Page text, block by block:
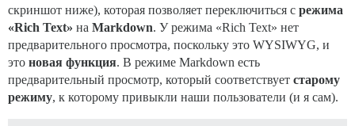
скриншот ниже), которая позволяет переключиться с режима
«Rich Text» на Markdown. У режима «Rich Text» нет
предварительного просмотра, поскольку это WYSIWYG, и
это новая функция. В режиме Markdown есть
предварительный просмотр, который соответствует старому
режиму, к которому привыкли наши пользователи (и я сам).